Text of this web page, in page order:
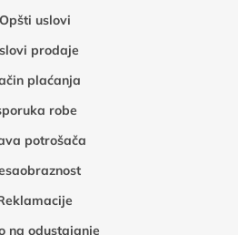
Opšti uslovi
prodaje
plaćanja
robe
potrošača
na odustajanje